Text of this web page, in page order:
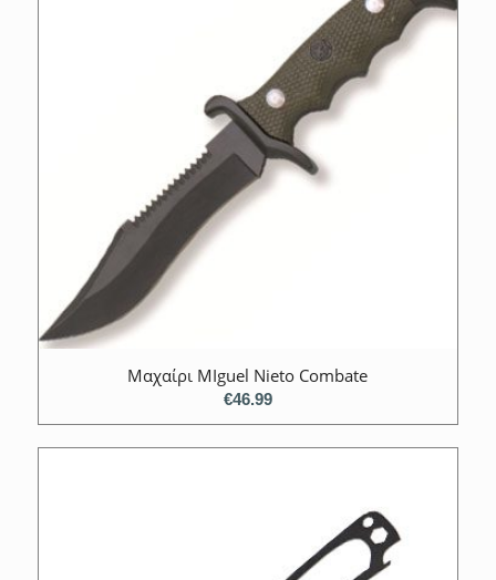
Mαχαίρι MIguel Nieto Combate
€46.99